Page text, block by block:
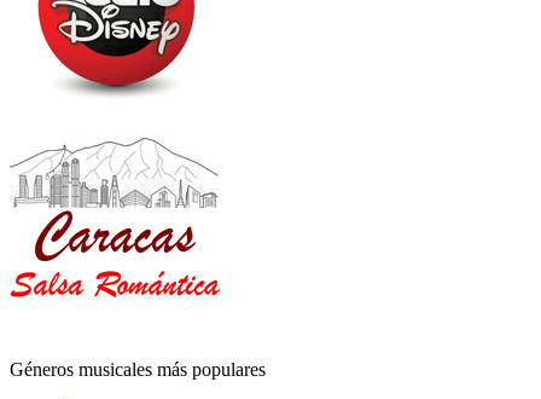
Géneros musicales más populares